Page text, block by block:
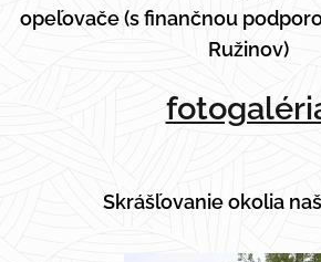
opeľovače (s finančnou
Ružinov)
Skrášľovanie okolia